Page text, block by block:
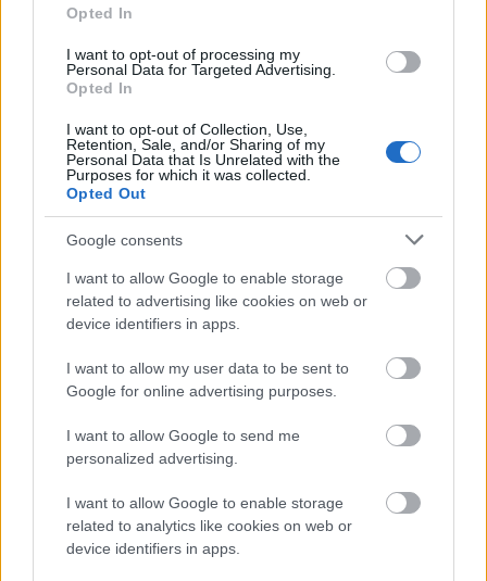
Opted In
I want to opt-out of processing my
Personal Data for Targeted Advertising.
Opted In
I want to opt-out of Collection, Use,
Retention, Sale, and/or Sharing of my
Personal Data that Is Unrelated with the
Purposes for which it was collected.
Opted Out
Google consents
I want to allow Google to enable storage
related to advertising like cookies on web or
device identifiers in apps.
I want to allow my user data to be sent to
Google for online advertising purposes.
I want to allow Google to send me
personalized advertising.
I want to allow Google to enable storage
related to analytics like cookies on web or
device identifiers in apps.
Röviden válaszolva: általában nem, ráadásul egyre
már elmúltak, és nem is jönnek vissza. Itt van egy elég jól
eldugott táblázat a kezdetekről. Jól látható, hogy a 2009-es
bitcoin - az új digitális fizetőeszköz
Nem ezzel akartam kezdeni, de a tegnapi difficulty-váltás
aktualitást adott egy olyan témának, ami leginkább a gyakorló
bányászokat érdekelheti. A nehézségi szint 800 ezer fölé
emelkedése után nyolc órán keresztül figyeltem és naplóztam